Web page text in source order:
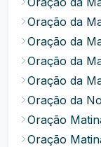
Oração da
Oração da
Oração da
Oração da
Oração da
Oração
Oração